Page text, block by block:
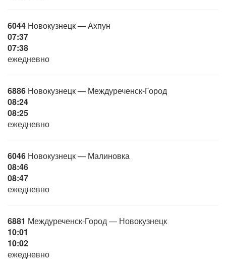
6044 Новокузнецк — Ахпун
07:37
07:38
ежедневно
6886 Новокузнецк — Междуреченск-Город
08:24
08:25
ежедневно
6046 Новокузнецк — Малиновка
08:46
08:47
ежедневно
6881 Междуреченск-Город — Новокузнецк
10:01
10:02
ежедневно